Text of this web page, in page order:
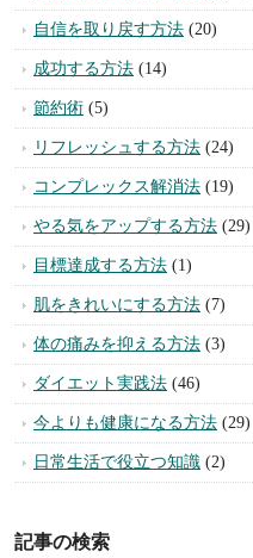
自信を取り戻す方法 (20)
成功する方法 (14)
節約術 (5)
リフレッシュする方法 (24)
コンプレックス解消法 (19)
やる気をアップする方法 (29)
目標達成する方法 (1)
肌をきれいにする方法 (7)
体の痛みを抑える方法 (3)
ダイエット実践法 (46)
今よりも健康になる方法 (29)
日常生活で役立つ知識 (2)
記事の検索